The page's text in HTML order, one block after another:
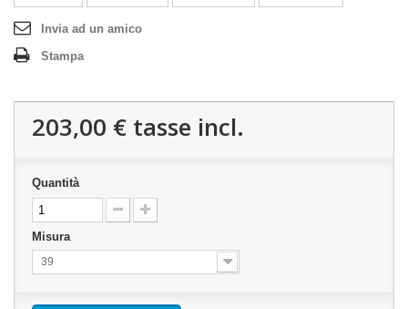
Invia ad un amico
Stampa
203,00 € tasse incl.
Quantità
Misura
39